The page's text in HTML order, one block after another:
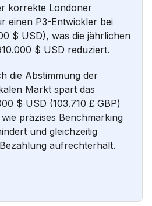
korrekte Londoner
einen P3-Entwickler bei
$ USD), was die jährlichen
$ USD reduziert.
die Abstimmung der
Markt spart das
$ USD (103.710 £ GBP)
präzises Benchmarking
und gleichzeitig
aufrechterhält.